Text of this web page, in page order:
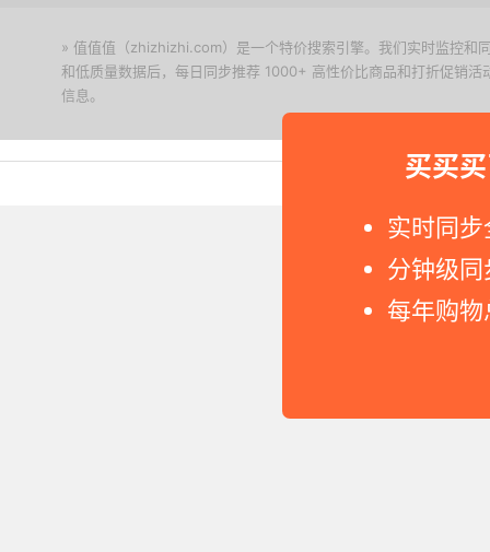
买买
实时同
分钟级
每年购
» 值值值（zhizhizhi.com）是一个特价搜索引擎。我们实时监控和
和低质量数据后，每日同步推荐 1000+ 高性价比商品和打折促销
信息。
Copyright © 2011-2026 网购